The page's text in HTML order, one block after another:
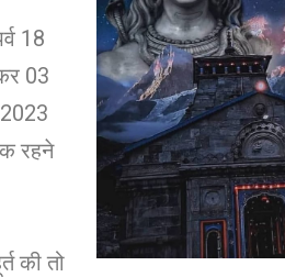
18
03
रहने
की तो